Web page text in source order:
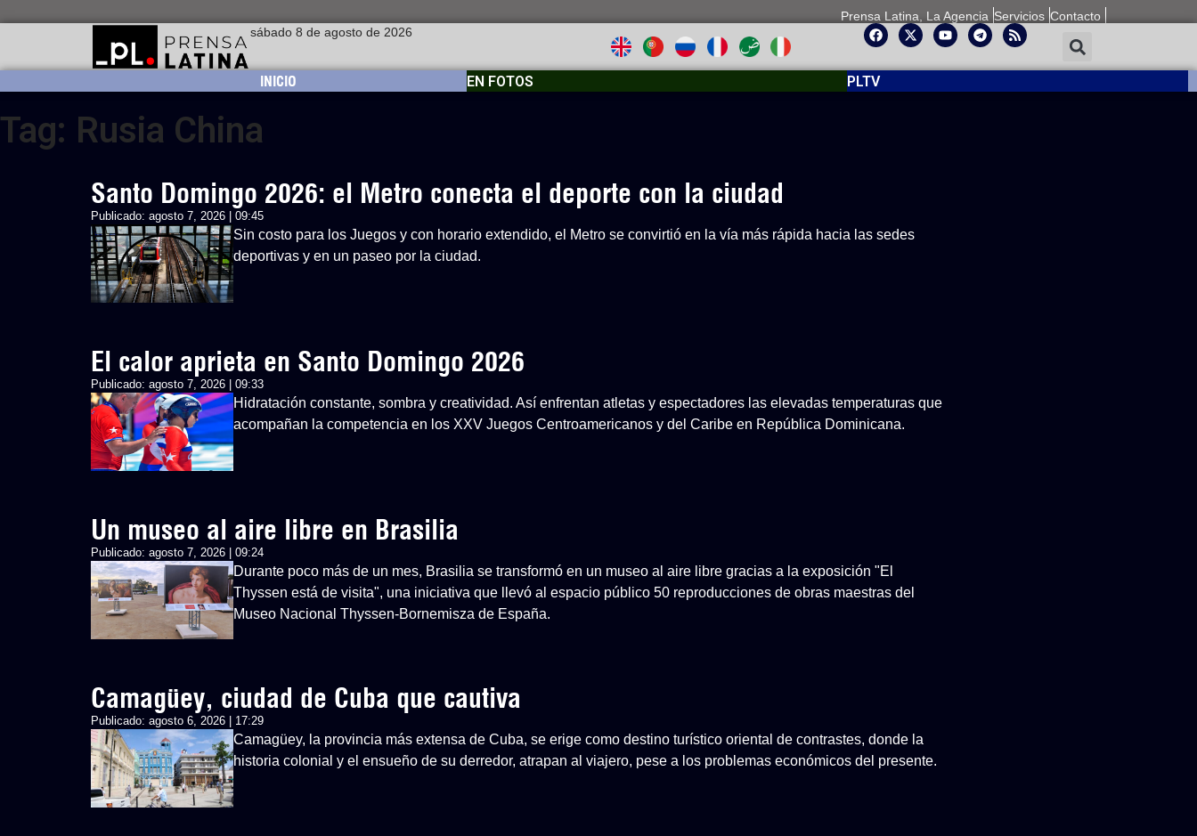
Prensa Latina, La Agencia Servicios Contacto
sábado 8 de agosto de 2026
INICIO EN FOTOS PLTV
Tag: Rusia China
Santo Domingo 2026: el Metro conecta el deporte con la ciudad
Publicado: agosto 7, 2026 | 09:45
Sin costo para los Juegos y con horario extendido, el Metro se convirtió en la vía más rápida hacia las sedes
deportivas y en un paseo por la ciudad.
El calor aprieta en Santo Domingo 2026
Publicado: agosto 7, 2026 | 09:33
Hidratación constante, sombra y creatividad. Así enfrentan atletas y espectadores las elevadas temperaturas que
acompañan la competencia en los XXV Juegos Centroamericanos y del Caribe en República Dominicana.
Un museo al aire libre en Brasilia
Publicado: agosto 7, 2026 | 09:24
Durante poco más de un mes, Brasilia se transformó en un museo al aire libre gracias a la exposición "El
Thyssen está de visita", una iniciativa que llevó al espacio público 50 reproducciones de obras maestras del
Museo Nacional Thyssen-Bornemisza de España.
Camagüey, ciudad de Cuba que cautiva
Publicado: agosto 6, 2026 | 17:29
Camagüey, la provincia más extensa de Cuba, se erige como destino turístico oriental de contrastes, donde la
historia colonial y el ensueño de su derredor, atrapan al viajero, pese a los problemas económicos del presente.